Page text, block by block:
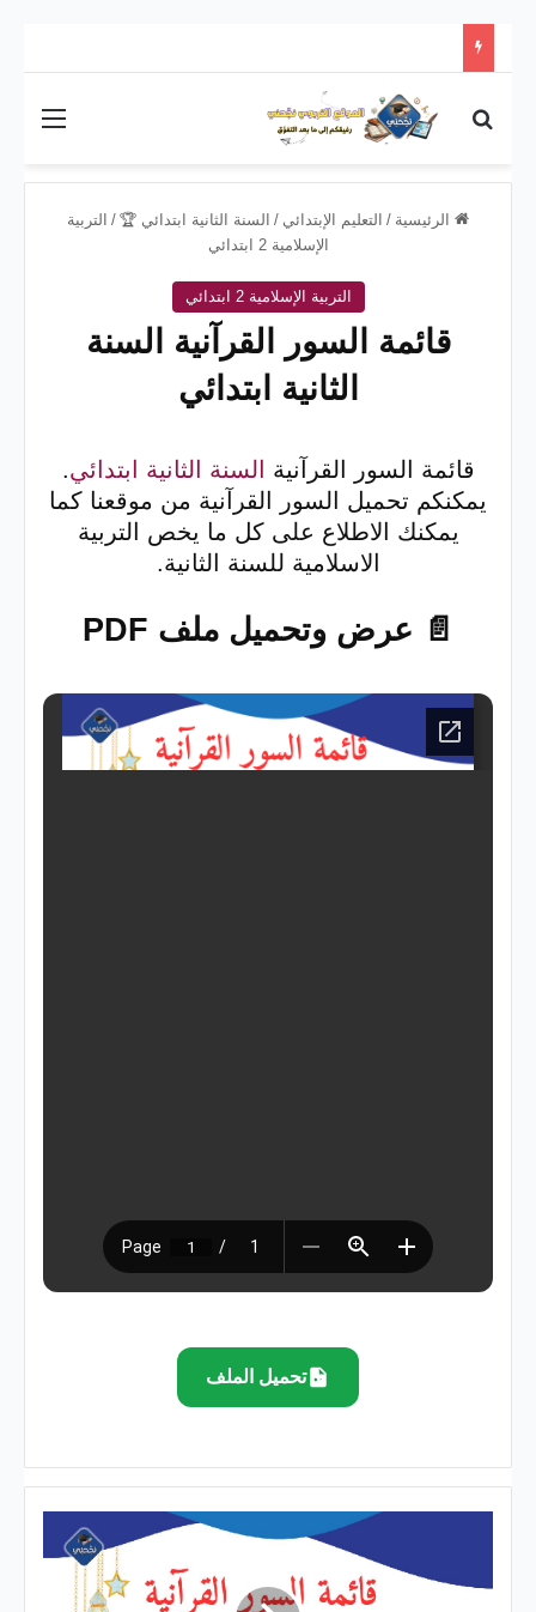
بحث عن
الرئيسية / التعليم الإبتدائي / السنة الثانية ابتدائي 🏆 / التربية
الإسلامية 2 ابتدائي
التربية الإسلامية 2 ابتدائي
قائمة السور القرآنية السنة
الثانية ابتدائي
قائمة السور القرآنية السنة الثانية ابتدائي.
يمكنكم تحميل السور القرآنية من موقعنا كما
يمكنك الاطلاع على كل ما يخص التربية
الاسلامية للسنة الثانية.
📄 عرض وتحميل ملف PDF
تحميل الملف
القرآنية
السنة